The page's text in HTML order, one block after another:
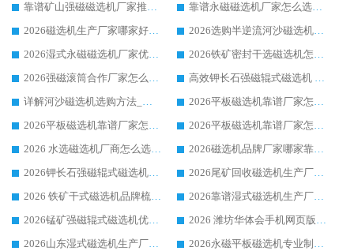
靠谱矿山强磁磁选机厂家推荐 2026客户真实使用心得分享
靠谱永磁磁选机厂家怎么选?福建客户真实体验分享华体会手机网页版-华体会(中国) 品牌
2026磁选机生产厂家哪家好?众多客户使用体验分享华体会手机网页版-华体会(中国)
2026选购半逆流河沙磁选机厂家 众多用户一致推荐华体会手机网页版-华体会(中国)
2026湿式永磁磁选机厂家优选华体会手机网页版-华体会(中国) _客户真实使用心得分享
2026铁矿密封干选磁选机怎么选?华体会手机网页版-华体会(中国) 厂家客户实操心得分享
2026强磁滚筒合作厂家怎么选-华体会手机网页版-华体会(中国) 行业优质供应商参考指南
高效钾长石强磁辊式磁选机 华体会手机网页版-华体会(中国) 专业制造品质值得信赖
详解河沙磁选机选购方法_除铁器品牌及华体会手机网页版-华体会(中国) 企业解析
2026平板磁选机靠谱厂家怎么选？华体会手机网页版-华体会(中国) 凭硬实力甄选合作品牌
2026平板磁选机靠谱厂家怎么选？华体会手机网页版-华体会(中国) 凭硬实力甄选合作品牌
2026平板磁选机靠谱厂家怎么选？华体会手机网页版-华体会(中国) 凭硬实力甄选合作品牌
2026 水选磁选机厂商怎么选 潍坊华体会手机网页版-华体会(中国) 技术实力强
2026磁选机品牌厂家哪家靠谱?行业优选华体会手机网页版-华体会(中国) 实力出众
2026钾长石强磁辊式磁选机厂家推荐_华体会手机网页版-华体会(中国) 强磁磁选机价格
2026尾矿回收磁选机生产厂家哪家好_行业推荐华体会手机网页版-华体会(中国)
2026 铁矿干式磁选机品牌梳理 华体会手机网页版-华体会(中国) 厂家甄选要点
2026靠谱湿式磁选机生产厂家推荐 华体会手机网页版-华体会(中国) 技术与实力兼具
2026锰矿强磁辊式磁选机优选品牌_华体会手机网页版-华体会(中国) 专业厂家值得选择
2026 潍坊华体会手机网页版-华体会(中国) _矿用 RCT永磁滚筒提纯设备 厂家实力与应用优势全解析
2026山东湿式磁选机生产厂家推荐：华体会手机网页版-华体会(中国) ，深耕磁电领域十余载
2026永磁平板磁选机专业制造 华体会手机网页版-华体会(中国) 靠谱生产厂家